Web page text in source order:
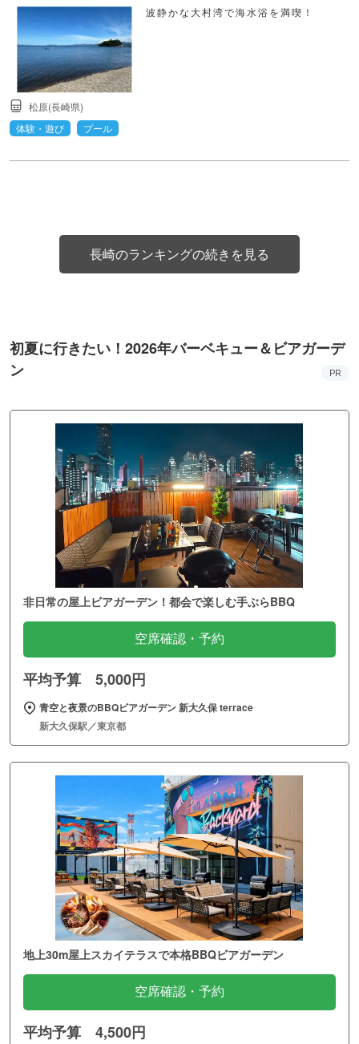
波静かな大村湾で海水浴を満喫！
松原(長崎県)
体験・遊び
プール
長崎のランキングの続きを見る
初夏に行きたい！2026年バーベキュー＆ビアガーデ
ン
PR
非日常の屋上ビアガーデン！都会で楽しむ手ぶらBBQ
空席確認・予約
平均予算 5,000円
青空と夜景のBBQビアガーデン 新大久保 terrace
新大久保駅／東京都
地上30m屋上スカイテラスで本格BBQビアガーデン
空席確認・予約
平均予算 4,500円